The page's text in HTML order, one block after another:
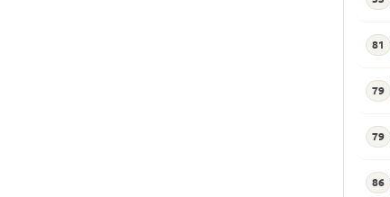
81
79
79
86